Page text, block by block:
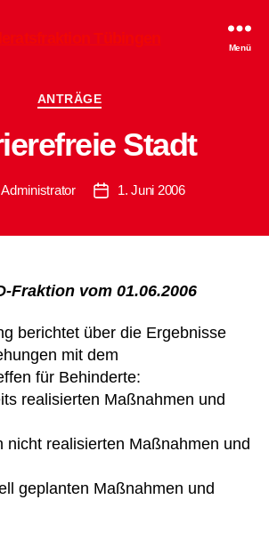
Menü
Kategorien
ANTRÄGE
Stadt
Administrator Beitragsdatum
1. Juni 2006
Fraktion vom 01.06.2006
berichtet über die Ergebnisse
mit dem
für Behinderte:
realisierten Maßnahmen und
nicht realisierten Maßnahmen und
geplanten Maßnahmen und